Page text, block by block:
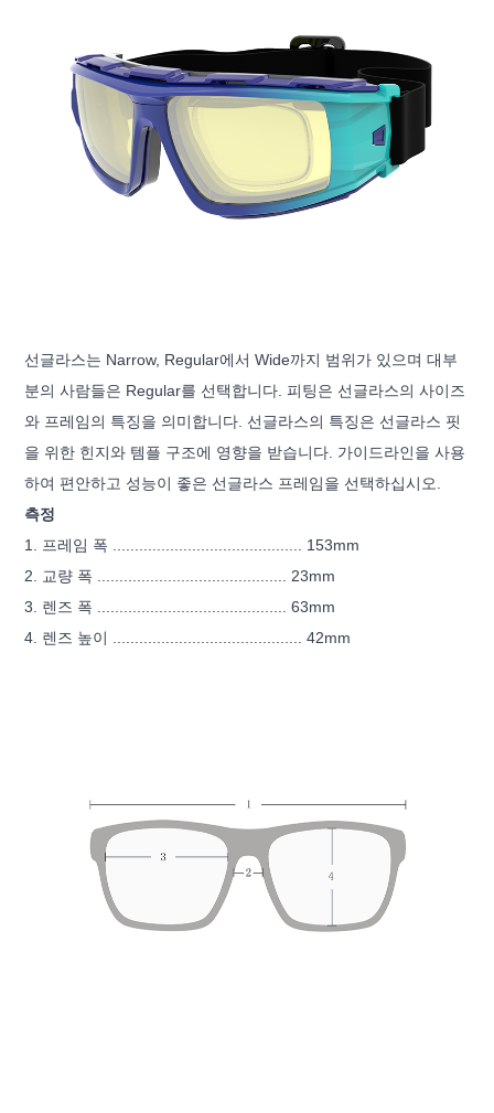
선글라스는 Narrow, Regular에서 Wide까지 범위가 있으며 대부
분의 사람들은 Regular를 선택합니다. 피팅은 선글라스의 사이즈
와 프레임의 특징을 의미합니다. 선글라스의 특징은 선글라스 핏
을 위한 힌지와 템플 구조에 영향을 받습니다. 가이드라인을 사용
하여 편안하고 성능이 좋은 선글라스 프레임을 선택하십시오.
측정
1. 프레임 폭 ........................................... 153mm
2. 교량 폭 ........................................... 23mm
3. 렌즈 폭 ........................................... 63mm
4. 렌즈 높이 ........................................... 42mm